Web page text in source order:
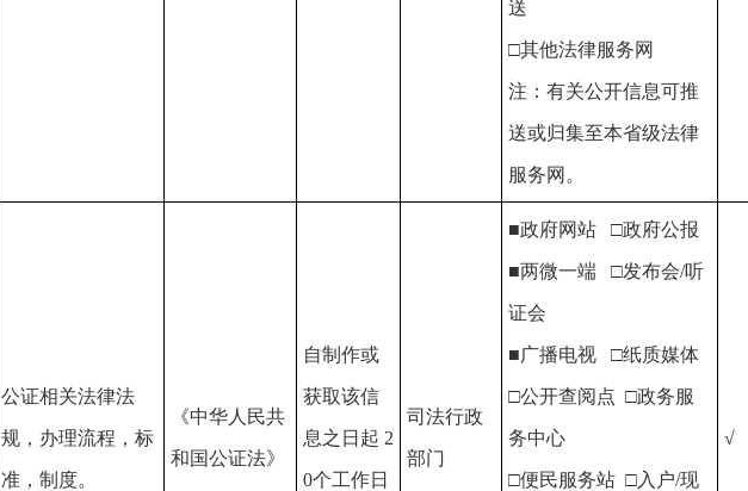
送
□其他法律服务网
注：有关公开信息可推
送或归集至本省级法律
服务网。
公证相关法律法
规，办理流程，标
准，制度。
《中华人民共
和国公证法》
自制作或
获取该信
息之日起 2
0个工作日
司法行政
部门
■政府网站 □政府公报
■两微一端 □发布会/听
证会
■广播电视 □纸质媒体
□公开查阅点 □政务服
务中心
□便民服务站 □入户/现
√